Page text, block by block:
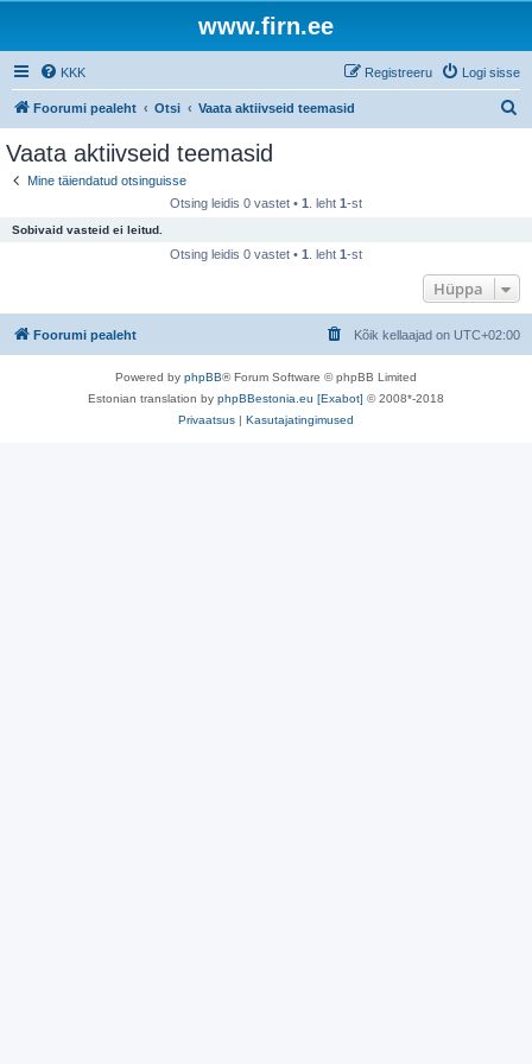
www.firn.ee
KKK Logi sisse
Registreeru
Foorumi pealeht Otsi Vaata aktiivseid teemasid
Vaata aktiivseid teemasid
Mine täiendatud otsinguisse
Otsing leidis 0 vastet • 1 . leht 1-st
Sobivaid vasteid ei leitud.
Otsing leidis 0 vastet • 1 . leht 1-st
Hüppa
Foorumi pealeht Kõik kellaajad on UTC+02:00
Powered by phpBB® Forum Software © phpBB Limited
Estonian translation by phpBBestonia.eu [Exabot] © 2008*-2018
Privaatsus | Kasutajatingimused